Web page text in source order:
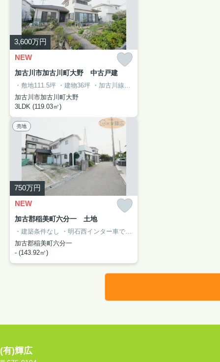
3,600万円
NEW
加古川市加古川町大野 中古戸建
・敷地111.5坪 ・建物36坪 ・加古川線日岡駅まで徒歩約8分
加古川市加古川町大野
3LDK (119.03㎡)
売地
750万円
NEW
加古郡稲美町六分一 土地
・建築条件なし ・明石西インター車で7分
加古郡稲美町六分一
- (143.92㎡)
(有)輝広